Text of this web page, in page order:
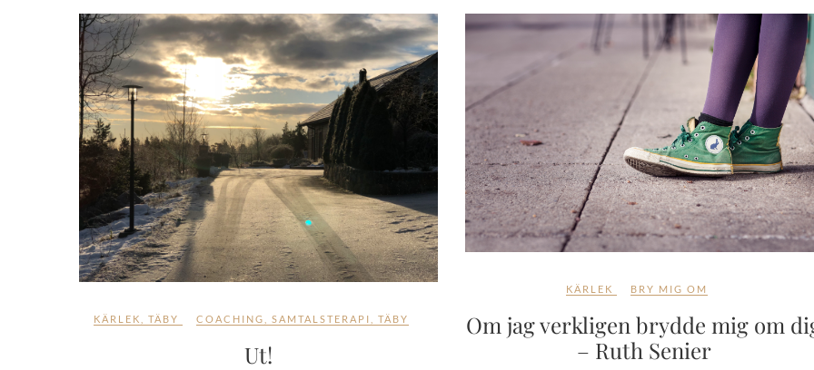
KÄRLEK ,TÄBY COACHING ,SAMTALSTERAPI ,TÄBY
Ut!
KÄRLEK BRY MIG OM
Om jag verkligen brydde mig om
– Ruth Senier